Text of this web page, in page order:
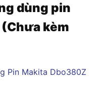
dùng pin
kèm